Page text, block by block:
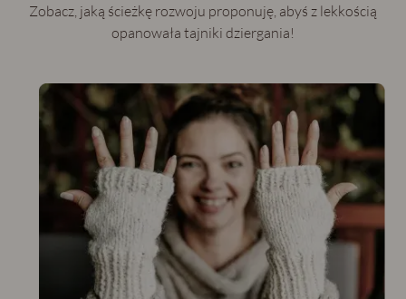
Zobacz, jaką ścieżkę rozwoju proponuję, abyś z lekkością
opanowała tajniki dziergania!